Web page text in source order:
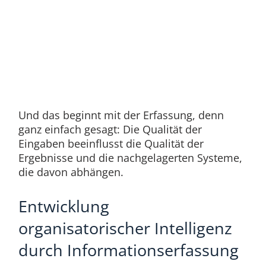
Und das beginnt mit der Erfassung, denn
ganz einfach gesagt: Die Qualität der
Eingaben beeinflusst die Qualität der
Ergebnisse und die nachgelagerten Systeme,
die davon abhängen.
Entwicklung
organisatorischer Intelligenz
durch Informationserfassung